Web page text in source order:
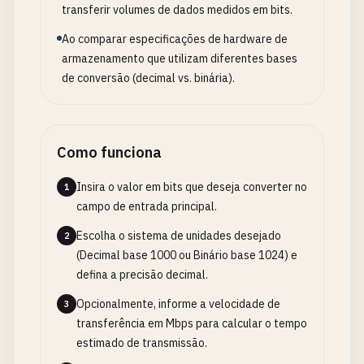
transferir volumes de dados medidos em bits.
Ao comparar especificações de hardware de
armazenamento que utilizam diferentes bases
de conversão (decimal vs. binária).
Como funciona
1
Insira o valor em bits que deseja converter no
campo de entrada principal.
2
Escolha o sistema de unidades desejado
(Decimal base 1000 ou Binário base 1024) e
defina a precisão decimal.
3
Opcionalmente, informe a velocidade de
transferência em Mbps para calcular o tempo
estimado de transmissão.